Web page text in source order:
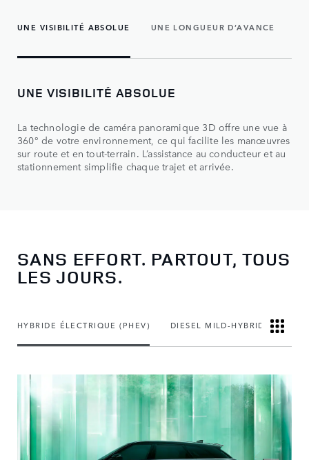
UNE VISIBILITÉ ABSOLUE UNE LONGUEUR D’AVANCE
UNE VISIBILITÉ ABSOLUE
La technologie de caméra panoramique 3D offre une vue à
360° de votre environnement, ce qui facilite les manœuvres
sur route et en tout-terrain. L’assistance au conducteur et au
stationnement simplifie chaque trajet et arrivée.
SANS EFFORT. PARTOUT, TOUS
LES JOURS.
HYBRIDE ÉLECTRIQUE (PHEV) DIESEL MILD-HYBRIDE